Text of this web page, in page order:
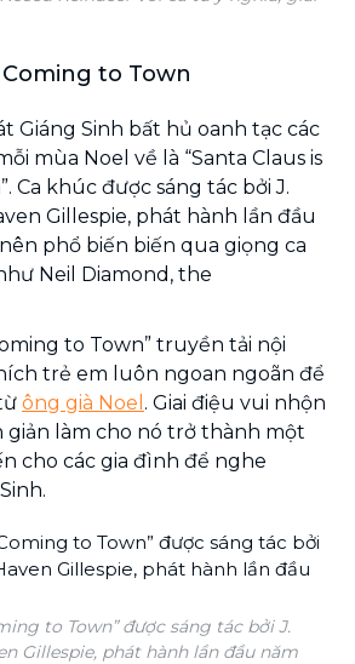
to Town
Giáng Sinh bất hủ oanh tạc các
mùa Noel về là “Santa Claus is
Ca khúc được sáng tác bởi J.
Gillespie, phát hành lần đầu
phổ biến biến qua giọng ca
Neil Diamond, the
to Town” truyền tải nội
trẻ em luôn ngoan ngoãn để
ông già Noel . Giai điệu vui nhộn
giản làm cho nó trở thành một
cho các gia đình để nghe
to Town” được sáng tác bởi J.
Gillespie, phát hành lần đầu năm